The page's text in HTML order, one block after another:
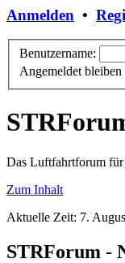
Anmelden •
Benutzername:
Angemeldet bleiben
Das Luftfahrtforum für
Zum Inhalt
Aktuelle Zeit: 7.
STRForum -